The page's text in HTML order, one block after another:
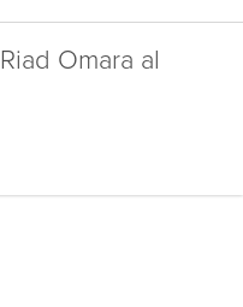
Riad Omara al